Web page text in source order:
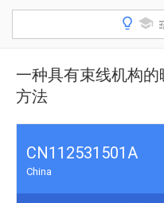
一种具有束线机构
方法
CN112531501A
China